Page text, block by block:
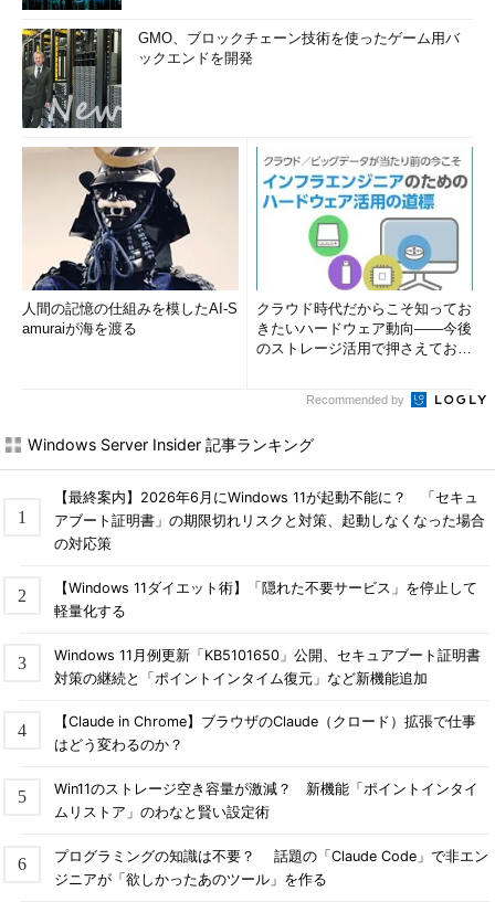
GMO、ブロックチェーン技術を使ったゲーム用バ
ックエンドを開発
人間の記憶の仕組みを模したAI-S
amuraiが海を渡る
クラウド時代だからこそ知ってお
きたいハードウェア動向――今後
のストレージ活用で押さえておき
Recommended by
Windows Server Insider 記事ランキング
【最終案内】2026年6月にWindows 11が起動不能に？ 「セキュ
アブート証明書」の期限切れリスクと対策、起動しなくなった場合
の対応策
【Windows 11ダイエット術】「隠れた不要サービス」を停止して
軽量化する
Windows 11月例更新「KB5101650」公開、セキュアブート証明書
対策の継続と「ポイントインタイム復元」など新機能追加
【Claude in Chrome】ブラウザのClaude（クロード）拡張で仕事
はどう変わるのか？
Win11のストレージ空き容量が激減？ 新機能「ポイントインタイ
ムリストア」のわなと賢い設定術
プログラミングの知識は不要？ 話題の「Claude Code」で非エン
ジニアが「欲しかったあのツール」を作る